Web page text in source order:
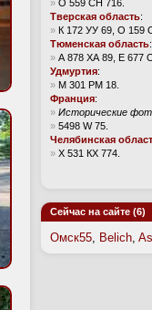
» О 559 СН 716.
Тверская область:
» К 172 УУ 69, О 159
Тюменская область:
» А 878 ХА 89, Е 677
Удмуртия:
» М 301 РМ 18.
Франция:
» Исторические
» 5498 W 75.
Челябинская
» Х 531 КХ 774.
Сейчас на сайте (6)
Омск55, Belich,